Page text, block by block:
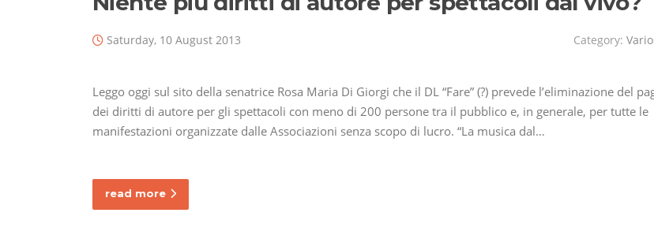
Saturday, 10 August 2013 Category:
Leggo oggi sul sito della senatrice Rosa Maria Di Giorgi che il DL “Fare” (?) prevede l’eliminazione del
dei diritti di autore per gli spettacoli con meno di 200 persone tra il pubblico e, in generale, per tutte le
manifestazioni organizzate dalle Associazioni senza scopo di lucro. “La musica dal…
read more